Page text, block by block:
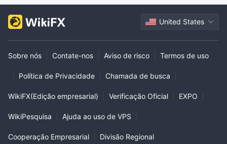
United States
Sobre nós Contate-nos Aviso de risco Termos de uso
Política de Privacidade Chamada de busca
WikiFX(Edição empresarial) Verificação Oficial EXPO
WikiPesquisa Ajuda ao uso de VPS
Cooperação Empresarial Divisão Regional